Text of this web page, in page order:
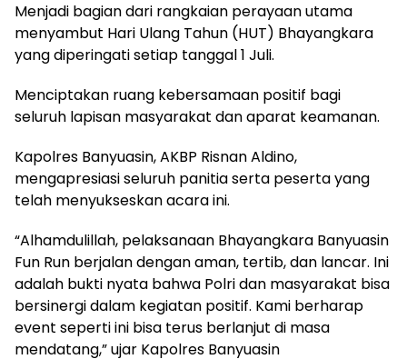
Menjadi bagian dari rangkaian perayaan utama
menyambut Hari Ulang Tahun (HUT) Bhayangkara
yang diperingati setiap tanggal 1 Juli.
Menciptakan ruang kebersamaan positif bagi
seluruh lapisan masyarakat dan aparat keamanan.
Kapolres Banyuasin, AKBP Risnan Aldino,
mengapresiasi seluruh panitia serta peserta yang
telah menyukseskan acara ini.
“Alhamdulillah, pelaksanaan Bhayangkara Banyuasin
Fun Run berjalan dengan aman, tertib, dan lancar. Ini
adalah bukti nyata bahwa Polri dan masyarakat bisa
bersinergi dalam kegiatan positif. Kami berharap
event seperti ini bisa terus berlanjut di masa
mendatang,” ujar Kapolres Banyuasin